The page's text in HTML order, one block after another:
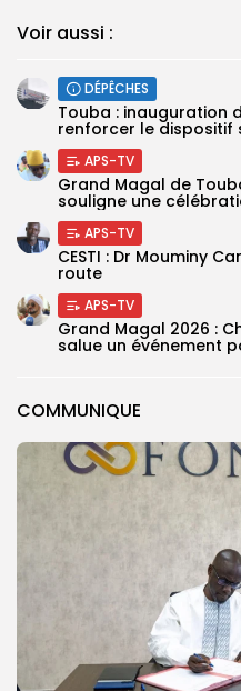
COMMUNIQUE
Voir aussi :
DÉPÊCHES
Touba : inauguration
renforcer le dispositif
APS-TV
Grand Magal de
souligne une
APS-TV
CESTI : Dr Mouminy
route
APS-TV
Grand Magal 2026 :
salue un événement